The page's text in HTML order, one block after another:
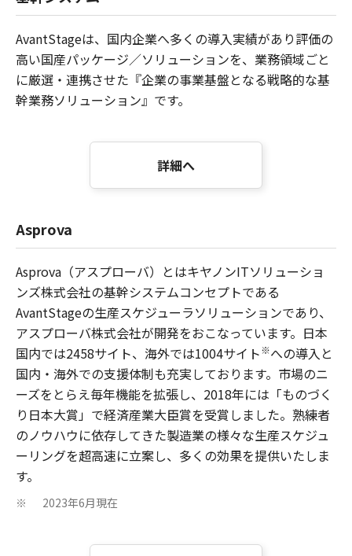
AvantStageは、国内企業へ多くの導入実績があり評価の
高い国産パッケージ／ソリューションを、業務領域ごと
に厳選・連携させた『企業の事業基盤となる戦略的な基
幹業務ソリューション』です。
詳細へ
Asprova
Asprova（アスプローバ）とはキヤノンITソリューショ
ンズ株式会社の基幹システムコンセプトである
AvantStageの生産スケジューラソリューションであり、
アスプローバ株式会社が開発をおこなっています。日本
国内では2458サイト、海外では1004サイト※への導入と
国内・海外での支援体制も充実しております。市場のニ
ーズをとらえ毎年機能を拡張し、2018年には「ものづく
り日本大賞」で経済産業大臣賞を受賞しました。熟練者
のノウハウに依存してきた製造業の様々な生産スケジュ
ーリングを超高速に立案し、多くの効果を提供いたしま
す。
※ 2023年6月現在